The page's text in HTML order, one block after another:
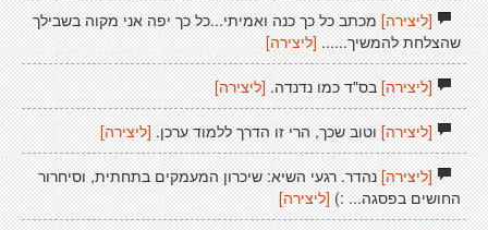
[ליצירה]מכתב כל כך כנה ואמיתי...כל כך יפה אני מקוה בשבילך
שהצלחת להמשיך...... [ליצירה]
[ליצירה]בס"ד כמו נדנדה.[ליצירה]
[ליצירה]וטוב שכך, הרי זו הדרך ללמוד ערכן.[ליצירה]
[ליצירה]נהדר. רגעי השיא: שיכרון המעמקים בתחתית, וסיחרור
החושים בפסגה... :) [ליצירה]